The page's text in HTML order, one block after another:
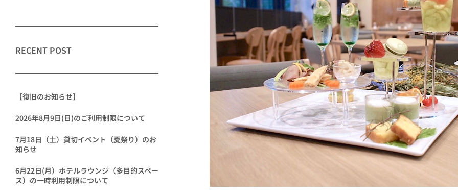
RECENT POST
【復旧のお知らせ】
2026年8月9日(日)のご利用制限について
7月18日（土）貸切イベント（夏祭り）のお
知らせ
6月22日(月）ホテルラウンジ（多目的スペー
ス）の一時利用制限について